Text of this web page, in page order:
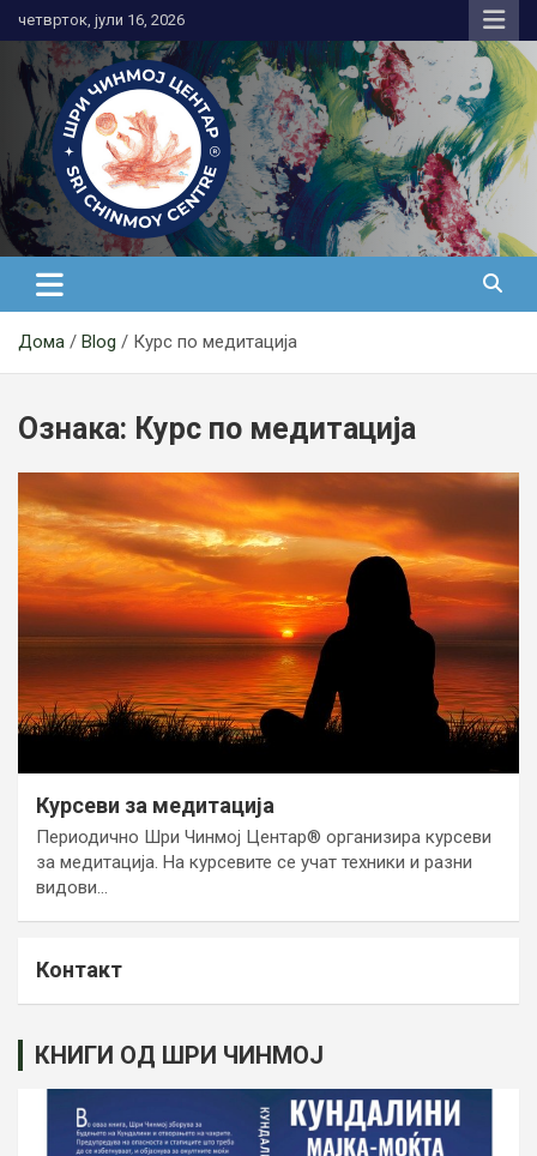
to
content
четврток, јули 16, 2026
Медитација
Дома Blog Курс по медитација
Ознака: Курс по медитација
Курсеви за медитација
Периодично Шри Чинмој Центар® организира курсеви
за медитација. На курсевите се учат техники и разни
видови…
Контакт
КНИГИ ОД ШРИ ЧИНМОЈ